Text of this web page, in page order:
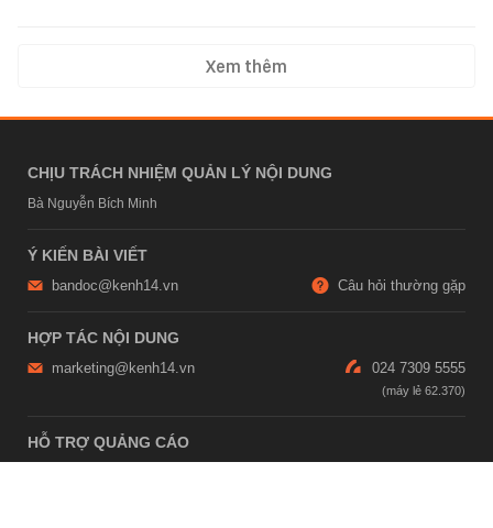
Xem thêm
CHỊU TRÁCH NHIỆM QUẢN LÝ NỘI DUNG
Bà Nguyễn Bích Minh
Ý KIẾN BÀI VIẾT
bandoc@kenh14.vn Câu hỏi thường gặp
HỢP TÁC NỘI DUNG
marketing@kenh14.vn 024 7309 5555
HỖ TRỢ QUẢNG CÁO